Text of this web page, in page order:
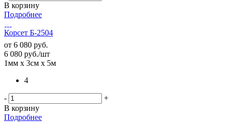
В корзину
Подробнее
Корсет Б-2504
от 6 080 руб.
6 080 руб./шт
1мм х 3см х 5м
4
-
+
В корзину
Подробнее